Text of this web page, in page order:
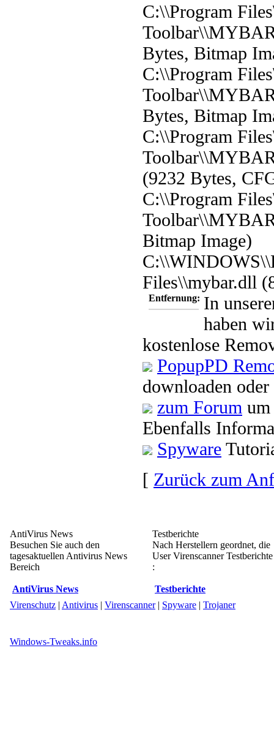
C:\\Program
Bytes, Bitmap
C:\\Program
Bytes, Bitmap
C:\\Program
(9232 Bytes,
C:\\Program
Bitmap Image)
Files\\mybar.dll
Entfernung: In
haben
kostenlose
PopupPD
downloaden
zum Forum
Ebenfalls
Spyware
[ Zurück zum
AntiVirus News
Besuchen Sie auch den
tagesaktuellen Antivirus News
Bereich
AntiVirus News
Testberichte
Nach Herstellern geordnet, die
User Virenscanner
:
Testberichte
Virenschutz | Antivirus | Virenscanner| Spyware | Trojaner
Windows-Tweaks.info